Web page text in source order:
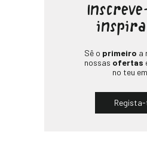
Sê o primeiro a
nossas ofertas
no teu